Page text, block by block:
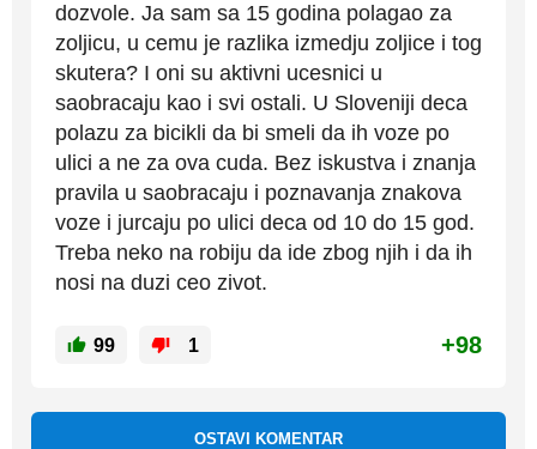
dozvole. Ja sam sa 15 godina polagao za
zoljicu, u cemu je razlika izmedju zoljice i tog
skutera? I oni su aktivni ucesnici u
saobracaju kao i svi ostali. U Sloveniji deca
polazu za bicikli da bi smeli da ih voze po
ulici a ne za ova cuda. Bez iskustva i znanja
pravila u saobracaju i poznavanja znakova
voze i jurcaju po ulici deca od 10 do 15 god.
Treba neko na robiju da ide zbog njih i da ih
nosi na duzi ceo zivot.
99 1 +98
OSTAVI KOMENTAR